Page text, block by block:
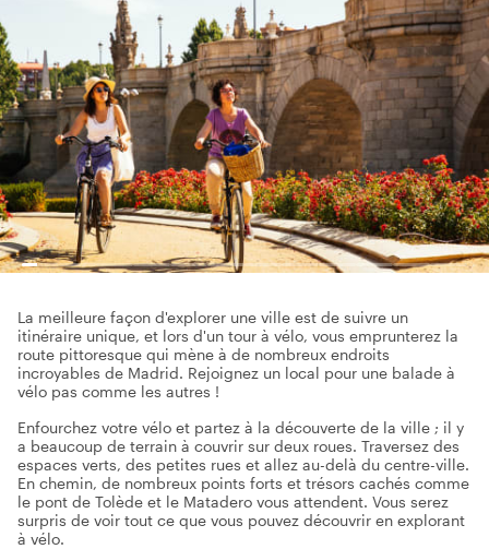
La meilleure façon d'explorer une ville est de suivre un
itinéraire unique, et lors d'un tour à vélo, vous emprunterez la
route pittoresque qui mène à de nombreux endroits
incroyables de Madrid. Rejoignez un local pour une balade à
vélo pas comme les autres !
Enfourchez votre vélo et partez à la découverte de la ville ; il y
a beaucoup de terrain à couvrir sur deux roues. Traversez des
espaces verts, des petites rues et allez au-delà du centre-ville.
En chemin, de nombreux points forts et trésors cachés comme
le pont de Tolède et le Matadero vous attendent. Vous serez
surpris de voir tout ce que vous pouvez découvrir en explorant
à vélo.